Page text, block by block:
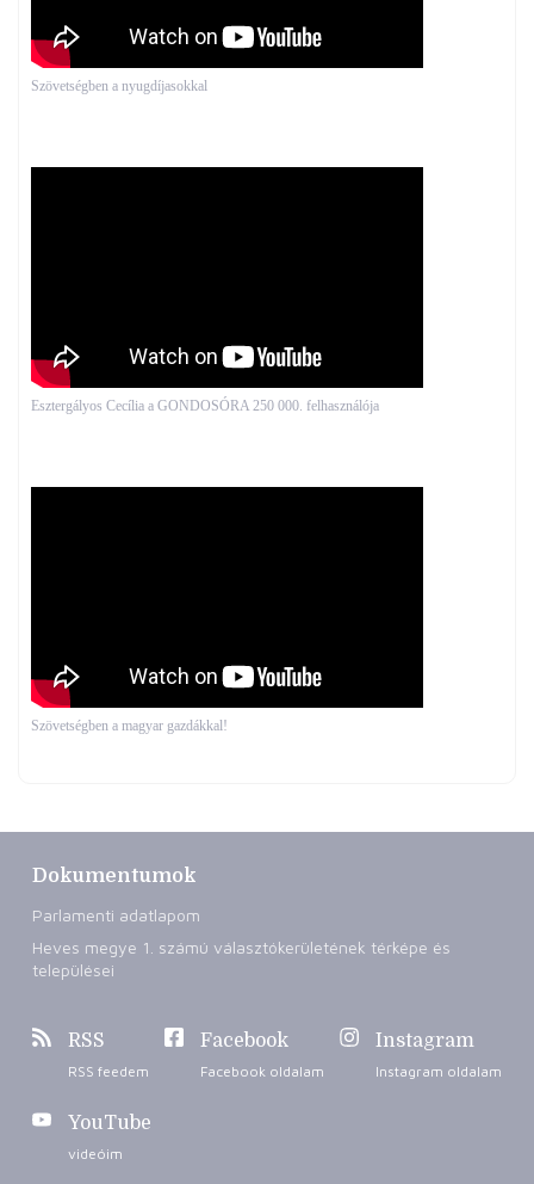
Szövetségben a nyugdíjasokkal
Esztergályos Cecília a GONDOSÓRA 250 000. felhasználója
Szövetségben a magyar gazdákkal!
Dokumentumok
Parlamenti adatlapom
Heves megye 1. számú választókerületének térképe és
települései
RSS
RSS feedem
Facebook
Facebook oldalam
Instagram
Instagram oldalam
YouTube
videóim